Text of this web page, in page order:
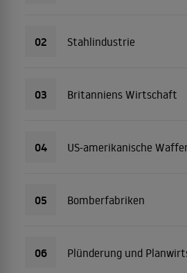
02 Stahlindustrie
03 Britanniens Wirtschaft
04 US-amerikanische
05 Bomberfabriken
06 Plünderung und